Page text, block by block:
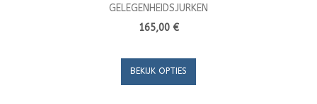
GELEGENHEIDSJURKEN
165,00 €
BEKIJK OPTIES